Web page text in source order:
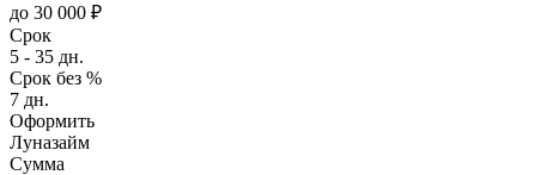
до 30 000 ₽
Срок
5 - 35 дн.
Срок без %
7 дн.
Оформить
Луназайм
Сумма